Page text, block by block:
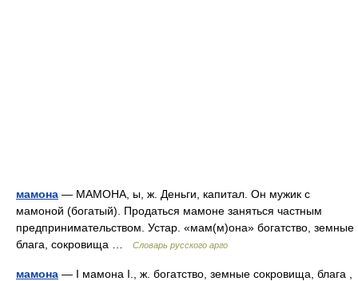
мамона — МАМОНА, ы, ж. Деньги, капитал. Он мужик с
мамоной (богатый). Продаться мамоне заняться частным
предпринимательством. Устар. «мам(м)она» богатство, земные
блага, сокровища …
Словарь русского арго
мамона — I мамона I., ж. богатство, земные сокровища, блага ,